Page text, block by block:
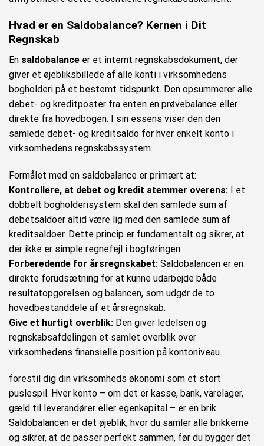
Hvad er en Saldobalance? Kernen i Dit
Regnskab
En saldobalance er et internt regnskabsdokument, der
giver et øjebliksbillede af alle konti i virksomhedens
bogholderi på et bestemt tidspunkt. Den opsummerer alle
debet- og kreditposter fra enten en prøvebalance eller
direkte fra hovedbogen. I sin essens viser den den
samlede debet- og kreditsaldo for hver enkelt konto i
virksomhedens regnskabssystem.
Formålet med en saldobalance er primært at:
Kontrollere, at debet og kredit stemmer overens: I et
dobbelt bogholderisystem skal den samlede sum af
debetsaldoer altid være lig med den samlede sum af
kreditsaldoer. Dette princip er fundamentalt og sikrer, at
der ikke er simple regnefejl i bogføringen.
Forberedende for årsregnskabet: Saldobalancen er en
direkte forudsætning for at kunne udarbejde både
resultatopgørelsen og balancen, som udgør de to
hovedbestanddele af et årsregnskab.
Give et hurtigt overblik: Den giver ledelsen og
regnskabsafdelingen et samlet overblik over
virksomhedens finansielle position på kontoniveau.
forestil dig din virksomheds økonomi som et stort
puslespil. Hver konto – om det er kasse, bank, varelager,
gæld til leverandører eller egenkapital – er en brik.
Saldobalancen er det øjeblik, hvor du samler alle brikkerne
og sikrer, at de passer perfekt sammen, før du bygger det